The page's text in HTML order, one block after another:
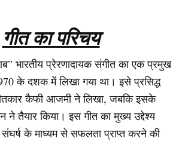
गीत का परिचय
भारतीय प्रेरणादायक संगीत का एक प्रमुख
के दशक में लिखा गया था। इसे प्रसिद्ध
कैफी आजमी ने लिखा, जबकि इसके
ने तैयार किया। इस गीत का मुख्य उद्देश्य
के माध्यम से सफलता प्राप्त करने की